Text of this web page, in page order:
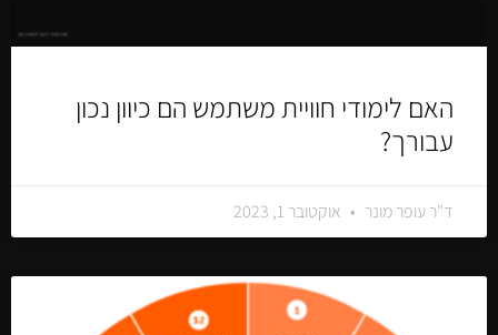
האם לימודי חוויית משתמש הם כיוון נכון
עבורך?
ד"ר עופר מונר אוקטובר 1, 2023